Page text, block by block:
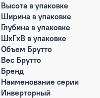
Высота в упаковке
Ширина в упаковке
Глубина в упаковке
ШxГxВ в упаковке
Объем Брутто
Вес Брутто
Бренд
Наименование серии
Инверторный